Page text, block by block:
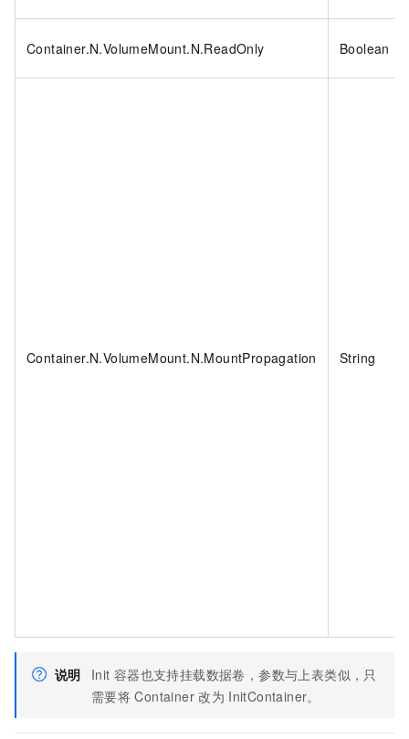
Container.N.VolumeMount.N.ReadOnly Boolean
Container.N.VolumeMount.N.MountPropagation String
说明 Init 容器也支持挂载数据卷，参数与上表类似，只
需要将 Container 改为 InitContainer。